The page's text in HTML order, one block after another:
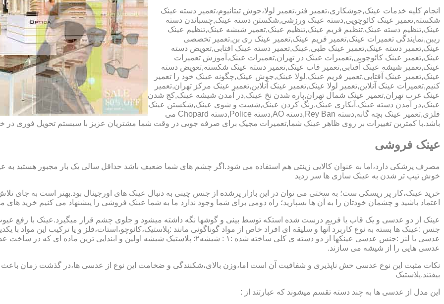
انجام کلیه خدمات عینک,جوشکاری،تعمیر فنر،تعمیر لولا،جوش تیتانیوم،تعمیر دسته عینک
شکسته,تعمیر عینک کائوچویی,دسته عینک ورزشی,شکستن دسته عینک,چسباندن دسته
عینک,تنظیم دسته عینک,تنظیم فریم عینک,تنظیم عینک,تعمیر شیشه عینک,تنظیم عینک
ریبن,نمایندگی تعمیرات عینک,تعمیر فریم عینک,تعمیر عینک ری بن,تعمیر تخصصی
عینک,تعمیر دسته عینک,تعمیر عینک طبی,عینک,تعمیر دسته عینک افتابی,تعویض دسته
عینک,تعمیر عینک کائوچویی,تعمیرات عینک در تهران,تعمیرات عینک,آموزش تعمیرات
عینک,تعمیر شیشه عینک آفتابی,تعمیر قاب عینک,تعمیر دسته عینک شکسته,تعویض دسته
عینک,تعمیر عینک آفتابی,تعمیر فریم عینک,لولا عینک,جوش عینک,چگونه عینک خود را تعمیر
کنیم,تعمیرات عینک آنلاین,تعمیر لولا عینک,تعمیر عینک آنلاین,تعمیر عینک مرکز تهران,تعمیر
عینک غرب تهران,تعمیر عینک شمال تهران,پاره شدن نخ عینک,در آمدن شیشه عینک,کج شدن
عینک,در آمدن دسته عینک,آبکاری عینک,رنگ کردن عینک,شست و شوی عینک,شکستن عینک
فلزی,تعمیر عینک بچه گانه,دسته Rey Ban,دسته AO,دسته Police,دسته Chopard می
باشد.با کمترین تغییرات بر روی ظاهر عینک شما,تعمیرات مجیک برای صرفه جویی در وقت شما مشتریان عزیز با سیستم تحویل فوری
عینک فروشی
مصرف پزشکی دارد،اما به عنوان کالایی زینتی هم استفاده می شود.اگر چشم های شما ضعیف باشد حداقل سالی یک بار مجبور هستید به
خوش تیپ تر شدن به عینک سازی ها سر زدید
خرید عینک،کار پر ریسکی ست؛ به سختی می توان در این بازار پرشده از جنس چینی به دنبال عینک های اورجینال بود.بهتر است به جای
اعتماد باشید و چشمان خودتان را به آن ها بسپارید؛ راه دومی برای شما وجود ندارد ما به شما عینک فروشی را پیشنهاد می کنیم خرید های
عینک از دو عدسی و یک قاب یا فریم درست شده استکه توسط بینی و گوشها نگه داشته میشود و جلوی چشم قرار میگیرد.عینک با رفع عیوب
جنس :عینک ها بسته به نوع کاربرد آنها و سلیقه ای افراد خاص از مواد گوناگونی مانند :پلاستیک،کائوچو،استات،فلز و یا ترکیب این مواد با
عدسی یا لنز :جنس عدسی عینکها از دو دسته ی کلی ساخته شده :۱ : شیشه۲: پلاستیک شیشه اولین
عدسی هایی را از شیشه می سازند.
نکات مثبت این نوع عدسی خش ناپذیری و شفافیت آن است اما،وزن بالای،شکنندگی و ضخامت این نوع از عدسی ها،در گذشت زمان باعث
بیفتند.پلاستیک
این مدل از عدسی ها به چند دسته تقسم میشوند که عبارتند از :